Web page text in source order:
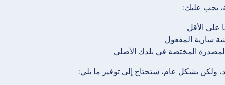
يجب عليك:
سارية المفعول
المختصة في بلدك الأصلي
ولكن بشكل عام، ستحتاج إلى توفير ما يلي: